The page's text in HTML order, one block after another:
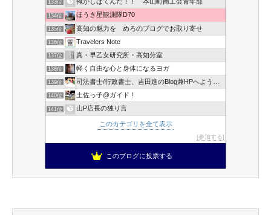
133位
134位 ほうき星観測隊D70
135位 高知の魅力を めろのブログでお取り寄せ
136位 Travelers Note
137位 真・早乙女研究所・高知分室
138位 軽く自由な心と身体になるヨガ
139位 司法書士/行政書士、吉田進のBlog兼HPへようこそ！
140位 土佐っ子@ガイド !
141位 山P店長の独り言
このカテゴリを全て表示
参加する
このブログに投票する